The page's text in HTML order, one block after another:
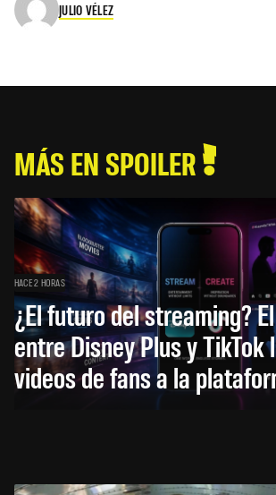
JULIO VÉLEZ
MÁS EN SPOILER
HACE 2 HORAS
¿El futuro del streaming?
entre Disney Plus y TikTok
videos de fans a la